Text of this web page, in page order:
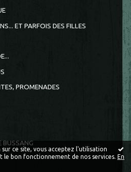
ce site, vous acceptez l'utilisation
le bon fonctionnement de nos services. En
ET PARFOIS DES FILLES
PROMENADES
BUSSANG